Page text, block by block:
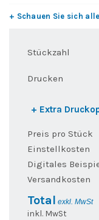
+ Schauen Sie sich
Stückzahl
Drucken
+ Extra
Preis pro Stück
Einstellkosten
Digitales
Versandkosten
Total exkl. MwSt
inkl. MwSt